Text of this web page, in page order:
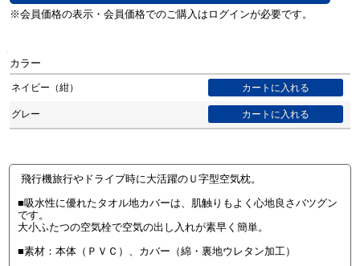
カラー
ネイビー（紺）
グレー
飛行機旅行やドライブ時に大活躍のＵ字型空気枕。
■吸水性に優れたタオル地カバーは、肌触りもよく心地良さバツグン
です。
大小ふたつの空気栓で空気の出し入れが素早く簡単。
■素材：本体（ＰＶＣ）、カバー（綿・裏地ウレタン加工）